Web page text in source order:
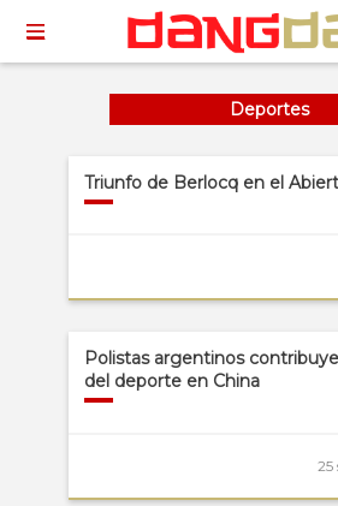
Deportes
Triunfo de Berlocq en el
Polistas argentinos
del deporte en China
25